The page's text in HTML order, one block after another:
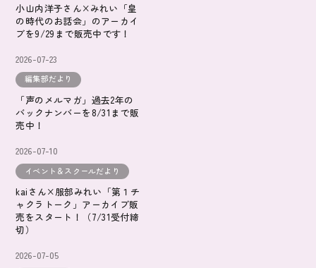
小山内洋子さん×みれい「皇
の時代のお話会」のアーカイ
ブを9/29まで販売中です！
2026-07-23
編集部だより
「声のメルマガ」過去2年の
バックナンバーを8/31まで販
売中！
2026-07-10
イベント＆スクールだより
kaiさん×服部みれい「第１チ
ャクラトーク」アーカイブ販
売をスタート！（7/31受付締
切）
2026-07-05